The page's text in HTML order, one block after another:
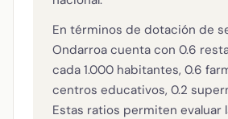
En términos de dotación de
Ondarroa cuenta con 0.6
cada 1.000 habitantes, 0.6
centros educativos, 0.2
Estas ratios permiten evaluar